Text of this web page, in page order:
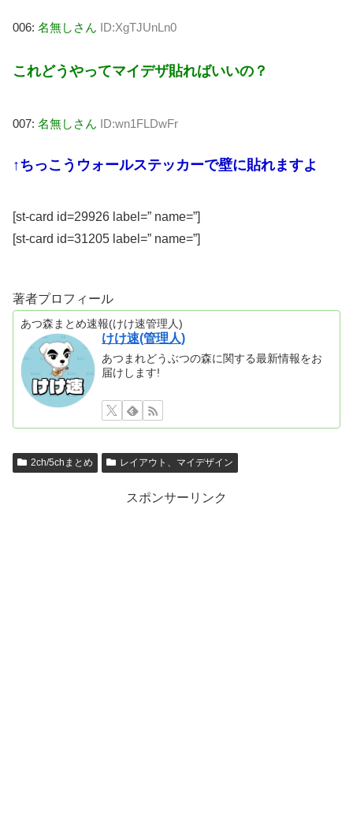
006: 名無しさん ID:XgTJUnLn0
これどうやってマイデザ貼ればいいの？
007: 名無しさん ID:wn1FLDwFr
↑ちっこうウォールステッカーで壁に貼れますよ
[st-card id=29926 label=” name=”]
[st-card id=31205 label=” name=”]
著者プロフィール
あつ森まとめ速報(けけ速管理人)
けけ速(管理人)
あつまれどうぶつの森に関する最新情報をお
届けします!
2ch/5chまとめ レイアウト、マイデザイン
スポンサーリンク